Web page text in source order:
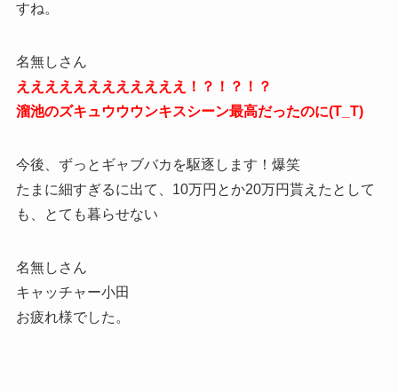
すね。
名無しさん
ええええええええええええ！？！？！？
溜池のズキュウウウンキスシーン最高だったのに(T_T)
今後、ずっとギャブバカを駆逐します！爆笑
たまに細すぎるに出て、10万円とか20万円貰えたとして
も、とても暮らせない
名無しさん
キャッチャー小田
お疲れ様でした。